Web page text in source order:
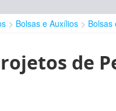
Bolsas e Auxílios Bolsas
de